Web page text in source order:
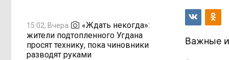
15:02, Вчера
«Ждать некогда»:
жители подтопленного Угдана
просят технику, пока чиновники
разводят руками
Важные